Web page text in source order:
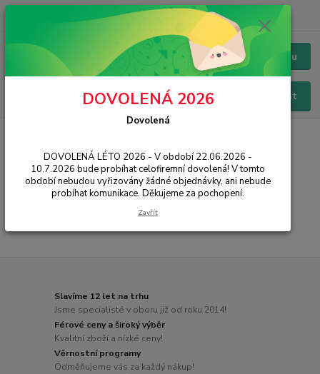
Menu
Hledat
Chat / Online podpora - 24/7
Y6p
Slavíme 12 let na trhu
Jsme specialisté v oboru již od roku 2014!
Férové ceny a široký výběr
Kvalitní zboží a nízké ceny!
Věrnostní programy
Odměňujeme vás za každý nákup!
DOVOLENÁ 2026
Dovolená
DOVOLENÁ LÉTO 2026 - V období 22.06.2026 -
10.7.2026 bude probíhat celofiremní dovolená! V tomto
období nebudou vyřizovány žádné objednávky, ani nebude
probíhat komunikace. Děkujeme za pochopení.
Zavřít